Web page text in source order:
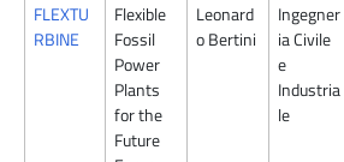
FLEXTU
RBINE
Flexible
Fossil
Power
Plants
for the
Future
Leonard
o Bertini
Ingegner
ia Civile
e
Industria
le